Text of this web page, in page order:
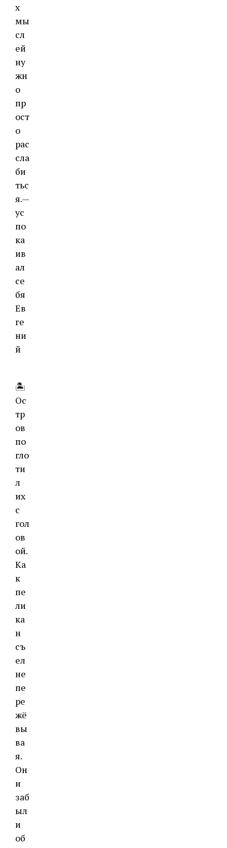
х
мы
сл
ей
ну
жн
о
пр
ост
о
рас
сла
би
тьс
я.—
ус
по
ка
ив
ал
се
бя
Ев
ге
ни
й
🏝
Ос
тр
ов
по
гло
ти
л
их
с
гол
ов
ой.
Ка
к
пе
ли
ка
н
съ
ел
не
пе
ре
жё
вы
ва
я.
Он
и
заб
ыл
и
об